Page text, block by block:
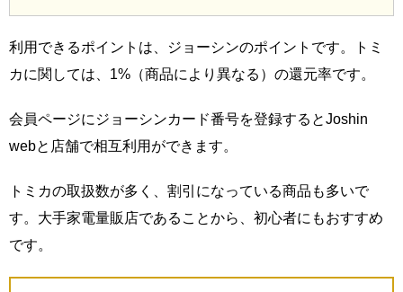
利用できるポイントは、ジョーシンのポイントです。トミ
カに関しては、1%（商品により異なる）の還元率です。
会員ページにジョーシンカード番号を登録するとJoshin
webと店舗で相互利用ができます。
トミカの取扱数が多く、割引になっている商品も多いで
す。大手家電量販店であることから、初心者にもおすすめ
です。